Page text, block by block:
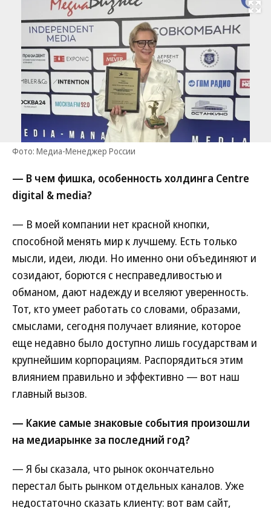
Развернуть
Фото: Медиа-Менеджер России
— В чем фишка, особенность холдинга Centre
digital & media?
— В моей компании нет красной кнопки,
способной менять мир к лучшему. Есть только
мысли, идеи, люди. Но именно они объединяют и
созидают, борются с несправедливостью и
обманом, дают надежду и вселяют уверенность.
Тот, кто умеет работать со словами, образами,
смыслами, сегодня получает влияние, которое
еще недавно было доступно лишь государствам и
крупнейшим корпорациям. Распорядиться этим
влиянием правильно и эффективно — вот наш
главный вызов.
— Какие самые знаковые события произошли
на медиарынке за последний год?
— Я бы сказала, что рынок окончательно
перестал быть рынком отдельных каналов. Уже
недостаточно сказать клиенту: вот вам сайт,